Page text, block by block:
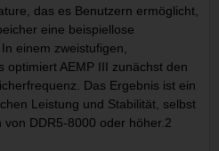
das es Benutzern ermöglicht,
eine beispiellose
einem zweistufigen,
optimiert AEMP III zunächst den
Das Ergebnis ist ein
Leistung und Stabilität, selbst
DDR5-8000 oder höher.2